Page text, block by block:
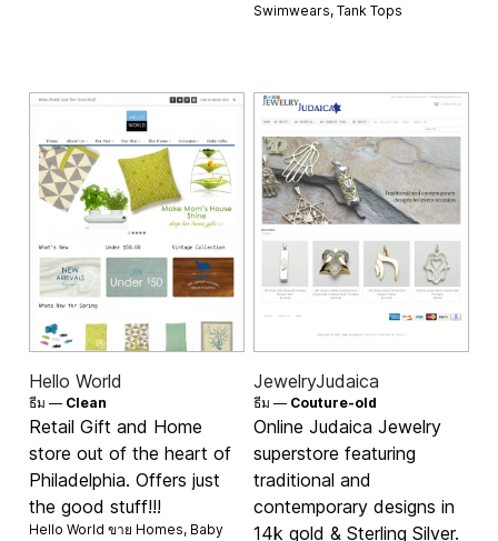
Swimwears, Tank Tops
Hello World
ธีม — Clean
Retail Gift and Home
store out of the heart of
Philadelphia. Offers just
the good stuff!!!
Hello World ขาย Homes, Baby
JewelryJudaica
ธีม — Couture-old
Online Judaica Jewelry
superstore featuring
traditional and
contemporary designs in
14k gold & Sterling Silver.